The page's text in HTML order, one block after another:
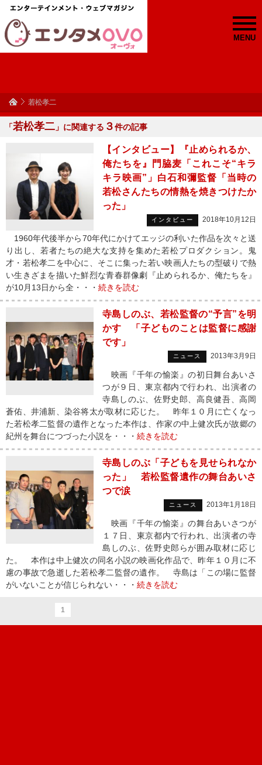
MENU
若松孝二
「若松孝二 」に関連する ３件の記事
【インタビュー】『止められるか、
俺たちを』門脇麦「これこそ“キラ
キラ映画”」白石和彌監督「当時の
若松さんたちの情熱を焼きつけたか
った」
インタビュー 2018年10月12日
1960年代後半から70年代にかけてエッジの利いた作品を次々と送
り出し、若者たちの絶大な支持を集めた若松プロダクション。鬼
才・若松孝二を中心に、そこに集った若い映画人たちの型破りで熱
い生きざまを描いた鮮烈な青春群像劇『止められるか、俺たちを』
が10月13日から全・・・ 続きを読む
寺島しのぶ、若松監督の“予言”を明
かす 「子どものことは監督に感謝
です」
ニュース 2013年3月9日
映画『千年の愉楽』の初日舞台あいさ
つが９日、東京都内で行われ、出演者の
寺島しのぶ、佐野史郎、高良健吾、高岡
蒼佑、井浦新、染谷将太が取材に応じた。 昨年１０月に亡くなっ
た若松孝二監督の遺作となった本作は、作家の中上健次氏が故郷の
紀州を舞台につづった小説を・・・ 続きを読む
寺島しのぶ「子どもを見せられなか
った」 若松監督遺作の舞台あいさ
つで涙
ニュース 2013年1月18日
映画『千年の愉楽』の舞台あいさつが
１７日、東京都内で行われ、出演者の寺
島しのぶ、佐野史郎らが囲み取材に応じ
た。 本作は中上健次の同名小説の映画化作品で、昨年１０月に不
慮の事故で急逝した若松孝二監督の遺作。 寺島は「この場に監督
がいないことが信じられない・・・ 続きを読む
1